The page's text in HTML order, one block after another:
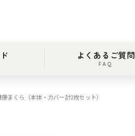
よくあるご質問
FAQ
まくら（本体・カバー計2枚セット）